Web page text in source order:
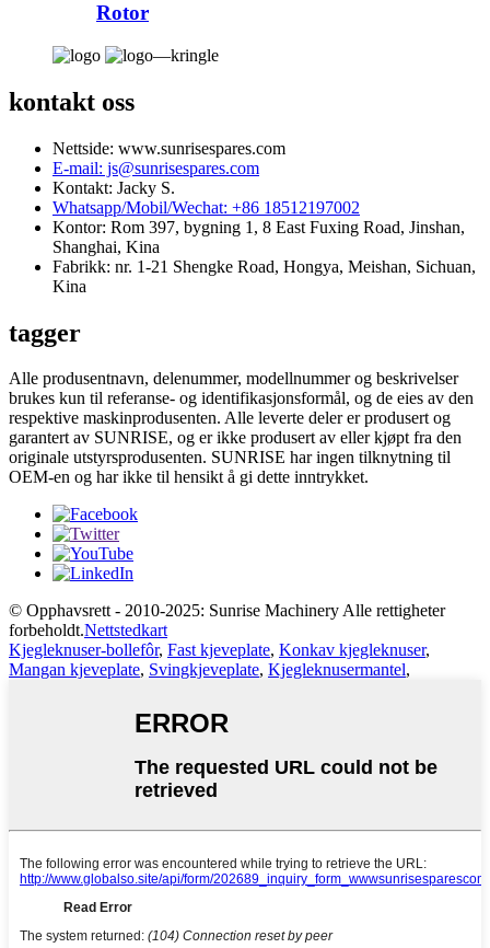
Rotor
kontakt oss
Nettside: www.sunrisespares.com
E-mail: js@sunrisespares.com
Kontakt: Jacky S.
Whatsapp/Mobil/Wechat: +86 18512197002
Kontor: Rom 397, bygning 1, 8 East Fuxing Road, Jinshan,
Shanghai, Kina
Fabrikk: nr. 1-21 Shengke Road, Hongya, Meishan, Sichuan,
Kina
tagger
Alle produsentnavn, delenummer, modellnummer og beskrivelser
brukes kun til referanse- og identifikasjonsformål, og de eies av den
respektive maskinprodusenten. Alle leverte deler er produsert og
garantert av SUNRISE, og er ikke produsert av eller kjøpt fra den
originale utstyrsprodusenten. SUNRISE har ingen tilknytning til
OEM-en og har ikke til hensikt å gi dette inntrykket.
© Opphavsrett - 2010-2025: Sunrise Machinery Alle rettigheter
forbeholdt.Nettstedkart
Kjegleknuser-bollefôr, Fast kjeveplate, Konkav kjegleknuser,
Mangan kjeveplate, Svingkjeveplate, Kjegleknusermantel,